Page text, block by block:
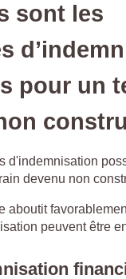
sont les
pour un
aboutit
peuvent être